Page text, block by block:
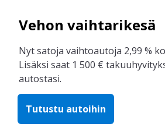
Vehon vaihtarikesä
Nyt satoja vaihtoautoja 2,99 %
Lisäksi saat 1 500 €
autostasi.
Tutustu autoihin